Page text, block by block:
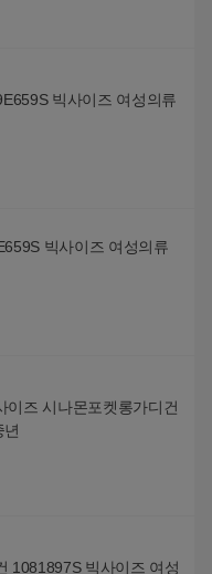
빅사이즈 여성의류
빅사이즈 여성의류
이즈 시나몬포켓롱가디건
년
1081897S 빅사이즈 여성